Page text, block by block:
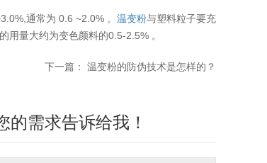
通常为 0.6 ~2.0% 。温变粉与塑料粒子要充
用量大约为变色颜料的0.5-2.5% 。
下一篇： 温变粉的防伪技术是怎样的？
的需求告诉给我！